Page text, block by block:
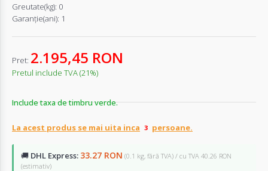
Greutate(kg): 0
Garanţie(ani): 1
Pret: 2.195,45 RON
Pretul include TVA (21%)
Include taxa de timbru verde.
La acest produs se mai uita inca persoane.
🚚 DHL Express: 33.27 RON (0.1 kg, fără TVA) / cu TVA 40.26 RON
(estimativ)